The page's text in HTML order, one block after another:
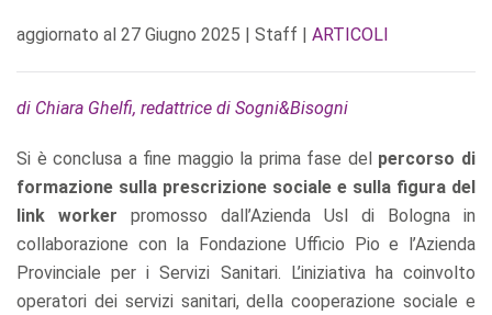
aggiornato al 27 Giugno 2025 | Staff | ARTICOLI
di Chiara Ghelfi, redattrice di Sogni&Bisogni
Si è conclusa a fine maggio la prima fase delpercorso di
formazione sulla prescrizione sociale e sulla figura del
link worker promosso dall’Azienda Usl di Bologna in
collaborazione con la Fondazione Ufficio Pio e l’Azienda
Provinciale per i Servizi Sanitari. L’iniziativa ha coinvolto
operatori dei servizi sanitari, della cooperazione sociale e